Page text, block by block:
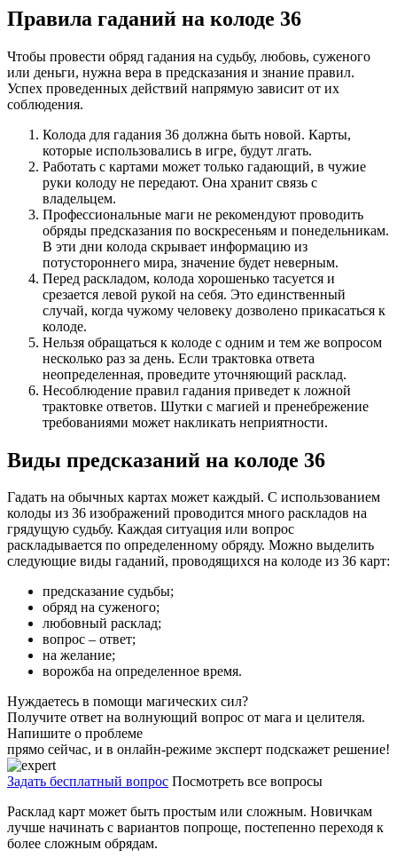
Правила гаданий на колоде 36
Чтобы провести обряд гадания на судьбу, любовь, суженого
или деньги, нужна вера в предсказания и знание правил.
Успех проведенных действий напрямую зависит от их
соблюдения.
Колода для гадания 36 должна быть новой. Карты,
которые использовались в игре, будут лгать.
Работать с картами может только гадающий, в чужие
руки колоду не передают. Она хранит связь с
владельцем.
Профессиональные маги не рекомендуют проводить
обряды предсказания по воскресеньям и понедельникам.
В эти дни колода скрывает информацию из
потустороннего мира, значение будет неверным.
Перед раскладом, колода хорошенько тасуется и
срезается левой рукой на себя. Это единственный
случай, когда чужому человеку дозволено прикасаться к
колоде.
Нельзя обращаться к колоде с одним и тем же вопросом
несколько раз за день. Если трактовка ответа
неопределенная, проведите уточняющий расклад.
Несоблюдение правил гадания приведет к ложной
трактовке ответов. Шутки с магией и пренебрежение
требованиями может накликать неприятности.
Виды предсказаний на колоде 36
Гадать на обычных картах может каждый. С использованием
колоды из 36 изображений проводится много раскладов на
грядущую судьбу. Каждая ситуация или вопрос
раскладывается по определенному обряду. Можно выделить
следующие виды гаданий, проводящихся на колоде из 36 карт:
предсказание судьбы;
обряд на суженого;
любовный расклад;
вопрос – ответ;
на желание;
ворожба на определенное время.
Нуждаетесь в помощи магических сил?
Получите ответ на волнующий вопрос от мага и целителя.
Напишите о проблеме
прямо сейчас, и в онлайн-режиме эксперт подскажет решение!
Задать бесплатный вопрос Посмотреть все вопросы
Расклад карт может быть простым или сложным. Новичкам
лучше начинать с вариантов попроще, постепенно переходя к
более сложным обрядам.